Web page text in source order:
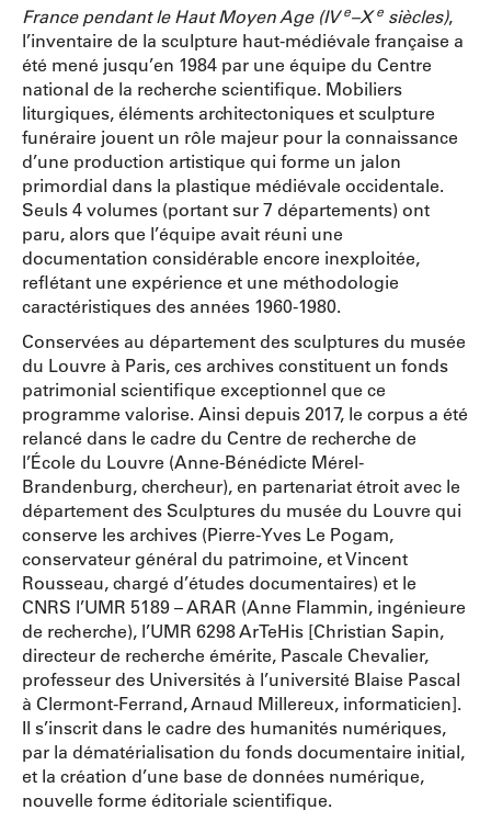
France pendant le Haut Moyen Age (IV e–X e siècles),
l’inventaire de la sculpture haut-médiévale française a
été mené jusqu’en 1984 par une équipe du Centre
national de la recherche scientifique. Mobiliers
liturgiques, éléments architectoniques et sculpture
funéraire jouent un rôle majeur pour la connaissance
d’une production artistique qui forme un jalon
primordial dans la plastique médiévale occidentale.
Seuls 4 volumes (portant sur 7 départements) ont
paru, alors que l’équipe avait réuni une
documentation considérable encore inexploitée,
reflétant une expérience et une méthodologie
caractéristiques des années 1960-1980.
Conservées au département des sculptures du musée
du Louvre à Paris, ces archives constituent un fonds
patrimonial scientifique exceptionnel que ce
programme valorise. Ainsi depuis 2017, le corpus a été
relancé dans le cadre du Centre de recherche de
l’École du Louvre (Anne-Bénédicte Mérel-
Brandenburg, chercheur), en partenariat étroit avec le
département des Sculptures du musée du Louvre qui
conserve les archives (Pierre-Yves Le Pogam,
conservateur général du patrimoine, et Vincent
Rousseau, chargé d’études documentaires) et le
CNRS l’UMR 5189 – ARAR (Anne Flammin, ingénieure
de recherche), l’UMR 6298 ArTeHis [Christian Sapin,
directeur de recherche émérite, Pascale Chevalier,
professeur des Universités à l’université Blaise Pascal
à Clermont-Ferrand, Arnaud Millereux, informaticien].
Il s’inscrit dans le cadre des humanités numériques,
par la dématérialisation du fonds documentaire initial,
et la création d’une base de données numérique,
nouvelle forme éditoriale scientifique.